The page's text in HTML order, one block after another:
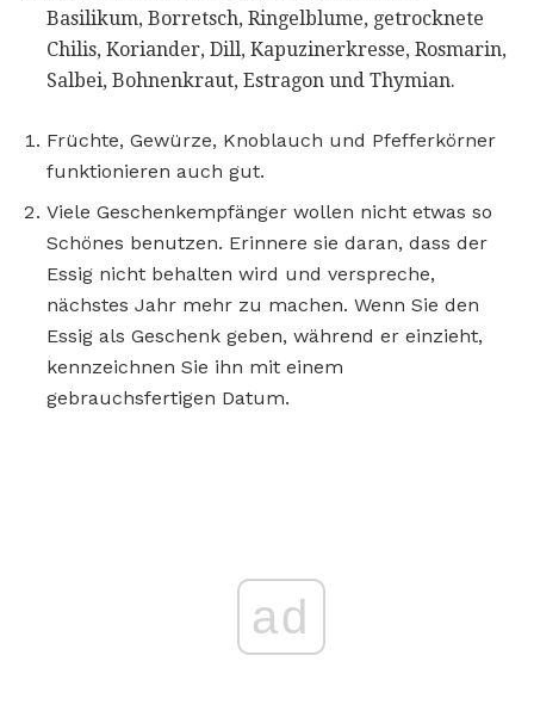
Basilikum, Borretsch, Ringelblume, getrocknete
Chilis, Koriander, Dill, Kapuzinerkresse, Rosmarin,
Salbei, Bohnenkraut, Estragon und Thymian.
Früchte, Gewürze, Knoblauch und Pfefferkörner
funktionieren auch gut.
Viele Geschenkempfänger wollen nicht etwas so
Schönes benutzen. Erinnere sie daran, dass der
Essig nicht behalten wird und verspreche,
nächstes Jahr mehr zu machen. Wenn Sie den
Essig als Geschenk geben, während er einzieht,
kennzeichnen Sie ihn mit einem
gebrauchsfertigen Datum.
ad